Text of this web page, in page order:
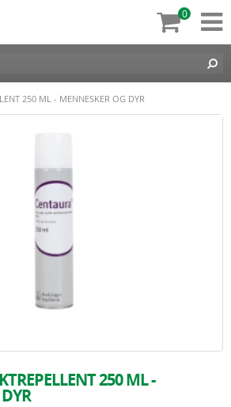
0
250 ML - MENNESKER OG DYR
250 ML -